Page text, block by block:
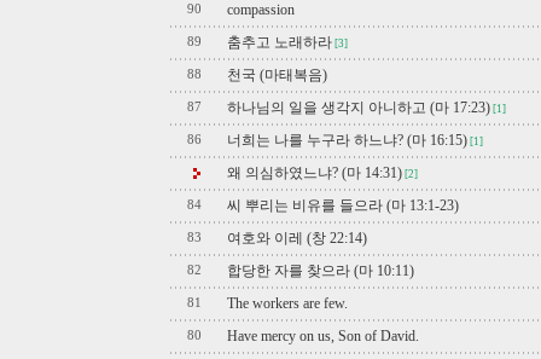
90 compassion
89 춤추고 노래하라 [3]
88 천국 (마태복음)
87 하나님의 일을 생각지 아니하고 (마 17:23) [1]
86 너희는 나를 누구라 하느냐? (마 16:15) [1]
왜 의심하였느냐? (마 14:31) [2]
84 씨 뿌리는 비유를 들으라 (마 13:1-23)
83 여호와 이레 (창 22:14)
82 합당한 자를 찾으라 (마 10:11)
81 The workers are few.
80 Have mercy on us, Son of David.